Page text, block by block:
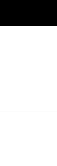
content